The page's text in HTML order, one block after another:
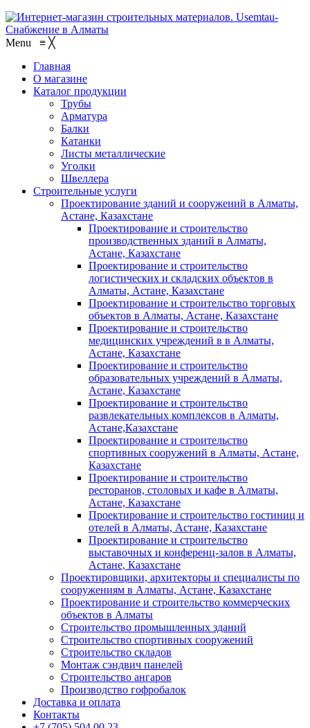
Menu ≡ ╳
Главная
О магазине
Каталог продукции
Трубы
Арматура
Балки
Катанки
Листы металлические
Уголки
Швеллера
Строительные услуги
Проектирование зданий и сооружений в Алматы,
Астане, Казахстане
Проектирование и строительство
производственных зданий в Алматы,
Астане, Казахстане
Проектирование и строительство
логистических и складских объектов в
Алматы, Астане, Казахстане
Проектирование и строительство торговых
объектов в Алматы, Астане, Казахстане
Проектирование и строительство
медицинских учреждений в в Алматы,
Астане, Казахстане
Проектирование и строительство
образовательных учреждений в Алматы,
Астане, Казахстане
Проектирование и строительство
развлекательных комплексов в Алматы,
Астане,Казахстане
Проектирование и строительство
спортивных сооружений в Алматы, Астане,
Казахстане
Проектирование и строительство
ресторанов, столовых и кафе в Алматы,
Астане, Казахстане
Проектирование и строительство гостиниц и
отелей в Алматы, Астане, Казахстане
Проектирование и строительство
выставочных и конференц-залов в Алматы,
Астане, Казахстане
Проектировщики, архитекторы и специалисты по
сооружениям в Алматы, Астане, Казахстане
Проектирование и строительство коммерческих
объектов в Алматы
Строительство промышленных зданий
Строительство спортивных сооружений
Строительство складов
Монтаж сэндвич панелей
Строительство ангаров
Производство гофробалок
Доставка и оплата
Контакты